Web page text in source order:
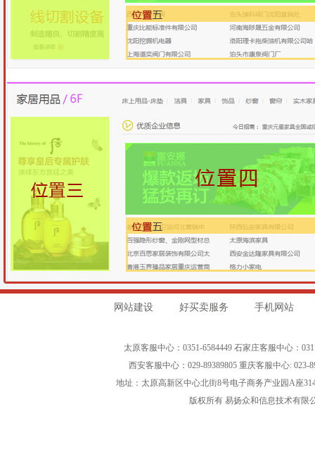
网站建设 好买卖服务 手机网站
太原客服中心：0351-6584449 石家庄客服中心：
西安客服中心：029-89389805 重庆客服中心: 023-
地址：太原高新区中心北街8号电子商务产业园A座
版权所有 易扬众和信息技术有限